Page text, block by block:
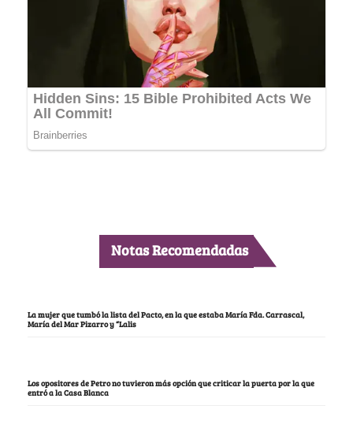
Notas Recomendadas
La mujer que tumbó la lista del Pacto, en la que estaba María Fda. Carrascal,
María del Mar Pizarro y “Lalis
Los opositores de Petro no tuvieron más opción que criticar la puerta por la que
entró a la Casa Blanca